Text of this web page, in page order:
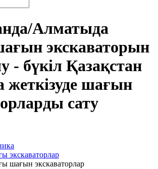
Алматыда
экскаваторын
- бүкіл Қазақстан
шағын
сату
экскаваторлар
шағын экскаваторлар